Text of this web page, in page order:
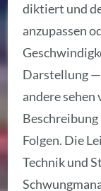
diktiert und
anzupassen
Darstellung —
andere
Folgen. Die
Technik und